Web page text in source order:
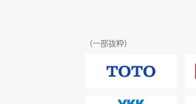
（一部抜粋）